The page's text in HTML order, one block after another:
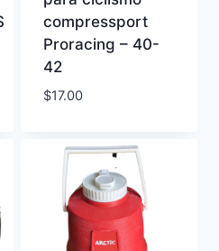
compressport
Proracing – 40-
42
$17.00